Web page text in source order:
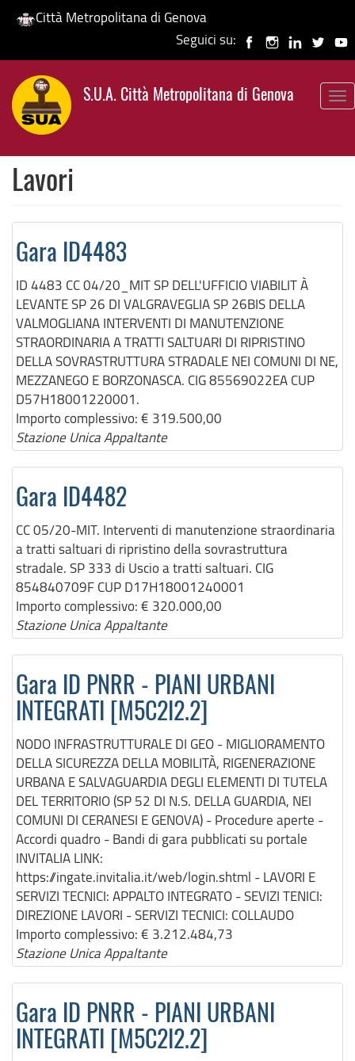
Salta
contenuto
principale
Città Metropolitana di Genova
Seguici su:
S.U.A. Città Metropolitana di Genova
Lavori
Gara ID4483
ID 4483 CC 04/20_MIT SP DELL'UFFICIO VIABILIT À
LEVANTE SP 26 DI VALGRAVEGLIA SP 26BIS DELLA
VALMOGLIANA INTERVENTI DI MANUTENZIONE
STRAORDINARIA A TRATTI SALTUARI DI RIPRISTINO
DELLA SOVRASTRUTTURA STRADALE NEI COMUNI DI NE,
MEZZANEGO E BORZONASCA. CIG 85569022EA CUP
D57H18001220001.
Importo complessivo: € 319.500,00
Stazione Unica Appaltante
Gara ID4482
CC 05/20-MIT. Interventi di manutenzione straordinaria
a tratti saltuari di ripristino della sovrastruttura
stradale. SP 333 di Uscio a tratti saltuari. CIG
854840709F CUP D17H18001240001
Importo complessivo: € 320.000,00
Stazione Unica Appaltante
Gara ID PNRR - PIANI URBANI
INTEGRATI [M5C2I2.2]
NODO INFRASTRUTTURALE DI GEO - MIGLIORAMENTO
DELLA SICUREZZA DELLA MOBILITÀ, RIGENERAZIONE
URBANA E SALVAGUARDIA DEGLI ELEMENTI DI TUTELA
DEL TERRITORIO (SP 52 DI N.S. DELLA GUARDIA, NEI
COMUNI DI CERANESI E GENOVA) - Procedure aperte -
Accordi quadro - Bandi di gara pubblicati su portale
INVITALIA LINK:
https://ingate.invitalia.it/web/login.shtml - LAVORI E
SERVIZI TECNICI: APPALTO INTEGRATO - SEVIZI TENICI:
DIREZIONE LAVORI - SERVIZI TECNICI: COLLAUDO
Importo complessivo: € 3.212.484,73
Stazione Unica Appaltante
Gara ID PNRR - PIANI URBANI
INTEGRATI [M5C2I2.2]